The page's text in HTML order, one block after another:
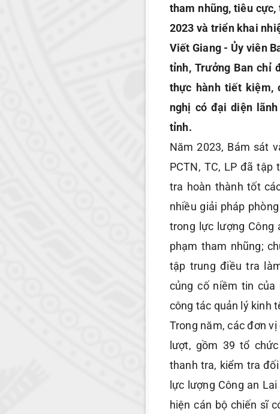
tham nhũng, tiêu
2023 và triển khai
Viết Giang - Ủy viên
tỉnh, Trưởng Ban chỉ
thực hành tiết kiệm,
nghị có đại diện
tỉnh.
Năm 2023, Bám sát
PCTN, TC, LP đã tập
tra hoàn thành tốt
nhiều giải pháp
trong lực lượng Công
phạm tham nhũng;
tập trung điều tra
củng cố niềm tin
công tác quản lý kinh
Trong năm, các đơn
lượt, gồm 39 tổ
thanh tra, kiểm tra
lực lượng Công an
hiện cán bộ chiến sĩ